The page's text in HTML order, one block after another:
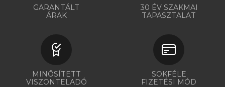
GARANTÁLT
ÁRAK
30 ÉV SZAKMAI
TAPASZTALAT
MINŐSÍTETT
VISZONTELADÓ
SOKFÉLE
FIZETÉSI MÓD